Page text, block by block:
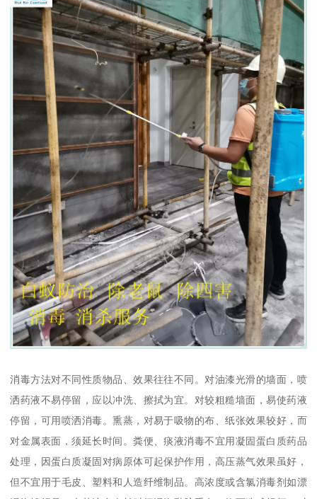
消毒方法对不同性质物品、效果往往不同。对油漆光滑的墙面，喷
洒药液不易停留，应以冲洗、擦拭为宜。对较粗糙墙面，易使药液
停留，可用喷洒消毒。熏蒸，对易于吸物的布、纸张效果较好，而
对金属表面，须延长时间。粪便、痰液消毒不宜用凝固蛋白质药品
处理，因蛋白质凝固对病原体可起保护作用，高压蒸气效果虽好，
但不宜用于毛皮、塑料和人造纤维制品。高浓度或含氯消毒剂如漂